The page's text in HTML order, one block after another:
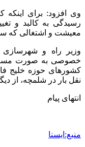
وی افزود: برای اینکه
رسیدگی به کالبد و
معیشت و اشتغالی که
وزیر راه و شهرسازی
خصوصی به صورت
کشورهای حوزه خلیج
نقل بار در شلمچه، از
انتهای پیام
منبع:ایسنا